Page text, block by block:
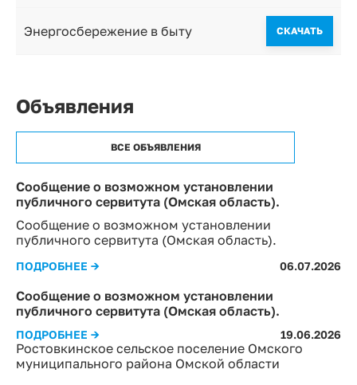
Ростовкинское сельское поселение Омского
муниципального района Омской области
Энергосбережение в быту CКАЧАТЬ
Объявления
ВСЕ ОБЪЯВЛЕНИЯ
Сообщение о возможном установлении
публичного сервитута (Омская область).
Сообщение о возможном установлении
публичного сервитута (Омская область).
ПОДРОБНЕЕ → 06.07.2026
Сообщение о возможном установлении
публичного сервитута (Омская область).
ПОДРОБНЕЕ → 19.06.2026